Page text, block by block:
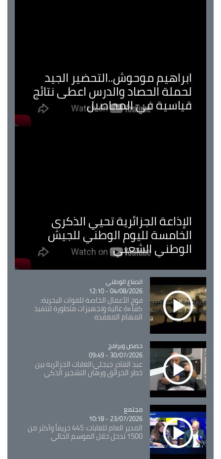
ابراهيم موحوش..التحضير الجيد
لحملة الحصاد والدرس اعطى نتائج
قياسية في المحاصيل
الإذاعة الجزائرية تحيي الذكرى
الخامسة لليوم الوطني للجيش
الوطني الشعبي
Catégorie
الدفاع الوطني
04/08/2026 - 12:10
فوج الأعمال الخاصة للقوات البحرية:
كفاءة عالية وتجهيزات متطورة لتنفيذ
المهام المعقدة
Catégorie
حصص وبرامج
30/07/2026 - 09:49
عبد القادر جيجلي:الغابات الجزائرية بين
خطر الحرائق ورهان التشجير الذكي
Catégorie
مجتمع
23/07/2026 - 10:18
المدير العام للغابات: 445 حريقاً وأكثر من
1500 تدخل خلال الموسم الحالي